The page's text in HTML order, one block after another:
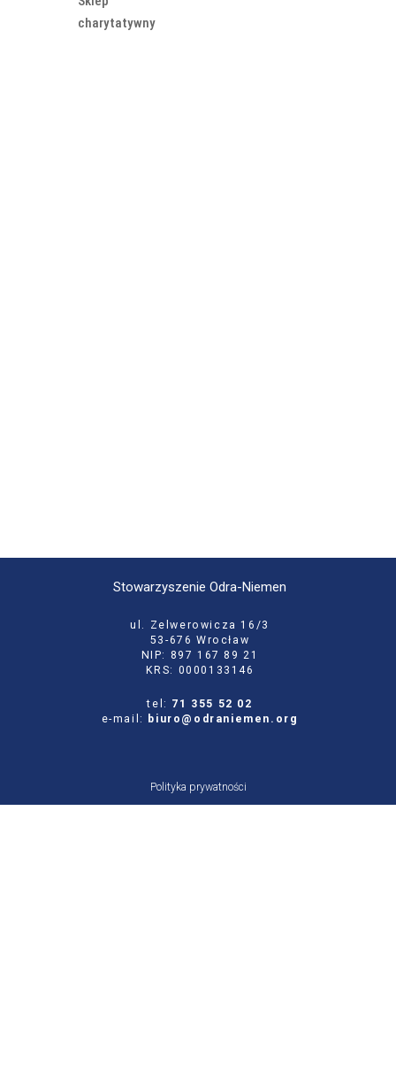
charytatywny
Stowarzyszenie Odra-Niemen
ul. Zelwerowicza 16/3
53-676 Wrocław
NIP: 897 167 89 21
KRS: 0000133146
tel: 71 355 52 02
e-mail:
biuro@odraniemen.org
Polityka prywatności